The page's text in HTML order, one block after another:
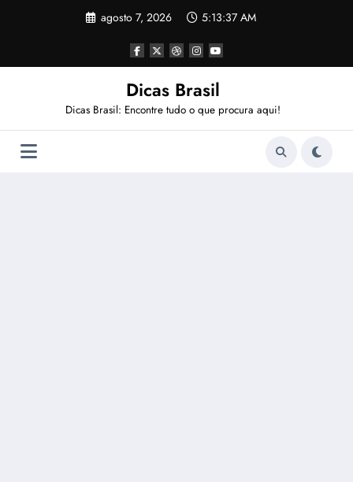
agosto 7, 2026 5:13:37 AM
Dicas Brasil
Dicas Brasil: Encontre tudo o que procura aqui!